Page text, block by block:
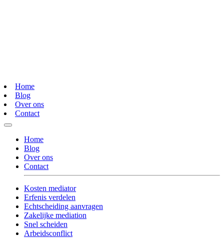
Home
Blog
Over ons
Contact
Home
Blog
Over ons
Contact
Kosten mediator
Erfenis verdelen
Echtscheiding aanvragen
Zakelijke mediation
Snel scheiden
Arbeidsconflict